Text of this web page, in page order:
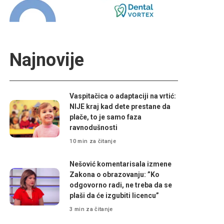
Najnovije
Vaspitačica o adaptaciji na vrtić:
NIJE kraj kad dete prestane da
plače, to je samo faza
ravnodušnosti
10 min za čitanje
Nešović komentarisala izmene
Zakona o obrazovanju: ”Ko
odgovorno radi, ne treba da se
plaši da će izgubiti licencu”
3 min za čitanje